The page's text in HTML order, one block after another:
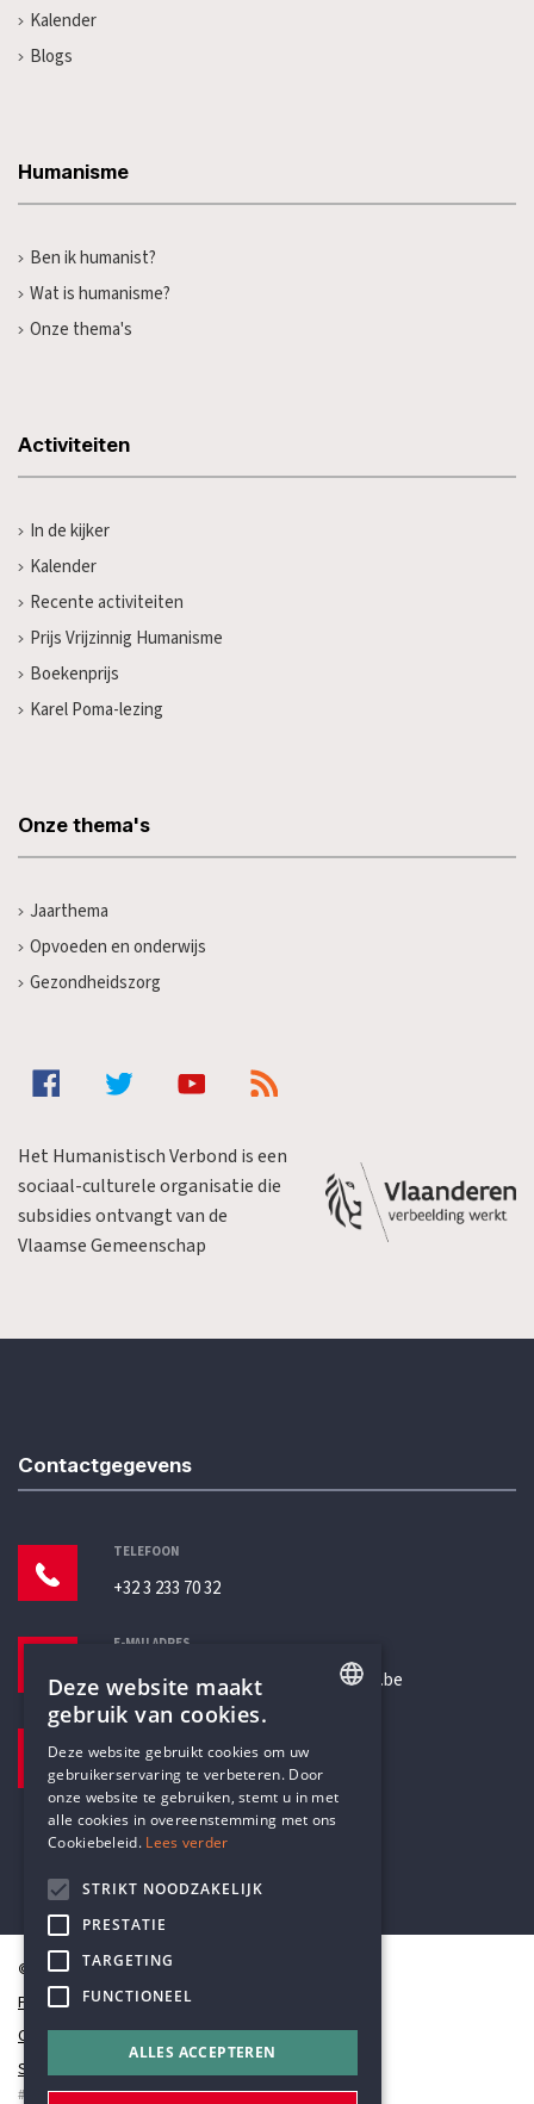
Kalender
Blogs
Humanisme
Ben ik humanist?
Wat is humanisme?
Onze thema's
Activiteiten
In de kijker
Kalender
Recente activiteiten
Prijs Vrijzinnig Humanisme
Boekenprijs
Karel Poma-lezing
Onze thema's
Jaarthema
Opvoeden en onderwijs
Gezondheidszorg
Het Humanistisch Verbond is een
sociaal-culturele organisatie die
subsidies ontvangt van de
Vlaamse Gemeenschap
Contactgegevens
TELEFOON
+32 3 233 70 32
E-MAILADRES
secretariaat@humanistischverbond.be
Pottenbrug 4
Antwerpen, 2000
© Humanistisch Verbond 2026
Privacy
Cookiestatement
Sitemap
#codedwithlove byCodelines
DUTCH
Deze website maakt
gebruik van cookies.
Deze website gebruikt cookies om uw
gebruikerservaring te verbeteren. Door
onze website te gebruiken, stemt u in met
alle cookies in overeenstemming met ons
Cookiebeleid. Lees verder
STRIKT NOODZAKELIJK
PRESTATIE
TARGETING
FUNCTIONEEL
ALLES ACCEPTEREN